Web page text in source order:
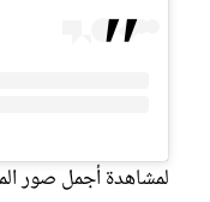
لمشاهدة أجمل صور